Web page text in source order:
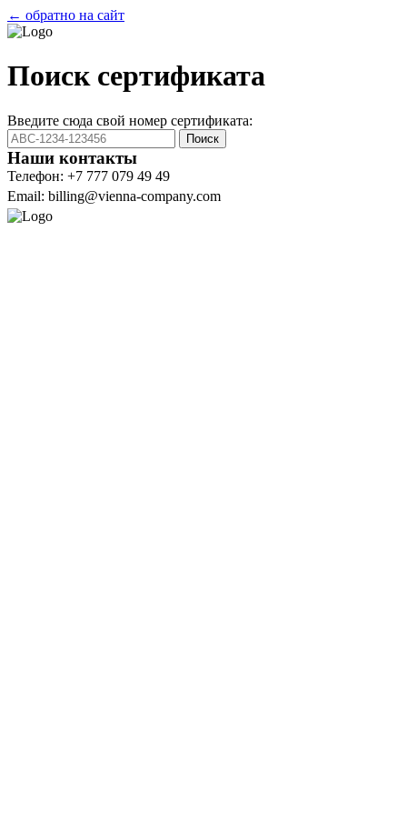
← обратно на сайт
Поиск сертификата
Введите сюда свой номер сертификата:
Поиск
Наши контакты
Телефон: +7 777 079 49 49
Email: billing@vienna-company.com